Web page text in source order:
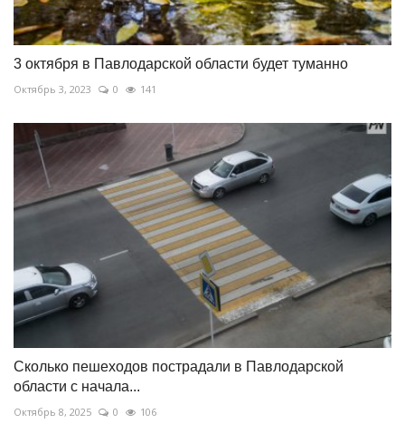
3 октября в Павлодарской области будет туманно
Октябрь 3, 2023 0 141
Сколько пешеходов пострадали в Павлодарской
области с начала...
Октябрь 8, 2025 0 106